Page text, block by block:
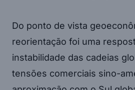
Do ponto de vista
reorientação foi uma
instabilidade das cadeias
tensões comerciais sino-